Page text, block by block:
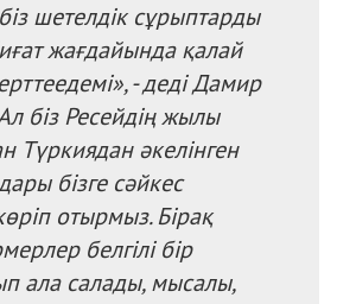
шетелдік сұрыптарды
жағдайында қалай
- деді Дамир
біз Ресейдің жылы
Түркиядан әкелінген
бізге сәйкес
отырмыз. Бірақ
белгілі бір
ала салады, мысалы,